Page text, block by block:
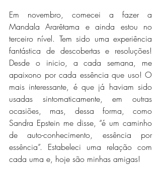
Mandala Ararêtama e ainda estou no
terceiro nível. Tem sido uma experiência
fantástica de descobertas e resoluções!
Desde o inicio, a cada semana, me
apaixono por cada essência que uso! O
mais interessante, é que já haviam sido
usadas sintomaticamente, em outras
Sandra Epstein me disse, “é um caminho
de auto-conhecimento, essência por
essência”. Estabeleci uma relação com
cada uma e, hoje são minhas amigas!